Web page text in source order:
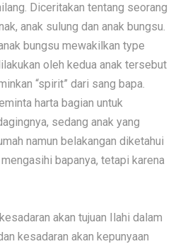
Diceritakan tentang seorang
anak sulung dan anak bungsu.
bungsu mewakilkan type
oleh kedua anak tersebut
“spirit” dari sang bapa.
harta bagian untuk
sedang anak yang
namun belakangan diketahui
bapanya, tetapi karena
akan tujuan Ilahi dalam
kesadaran akan kepunyaan